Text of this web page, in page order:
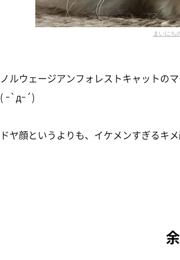
まいにち
ノルウェージアンフォレストキャットの
( ｰ`дｰ´)
ドヤ顔というよりも、イケメンすぎるキ